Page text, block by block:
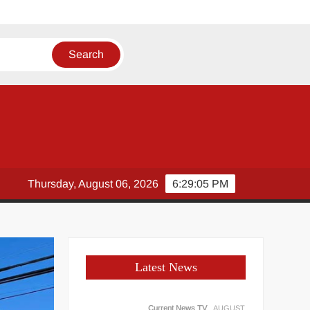
6:29:06 PM
Thursday, August 06, 2026
Latest News
Current News TV
AUGUST